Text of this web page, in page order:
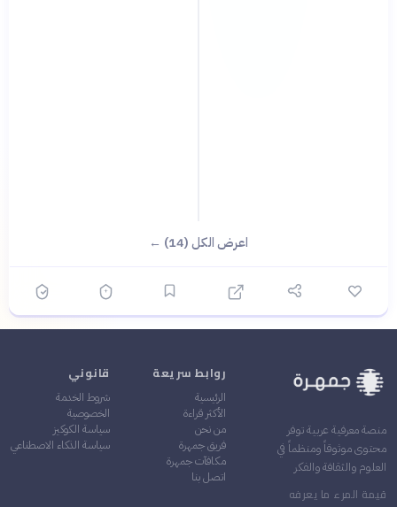
اعرض الكل (14) ←
منصة معرفية عربية توفر
محتوى موثوقاً ومنظماً في
العلوم والثقافة والفكر
قيمة المرء ما يعرفه
روابط سريعة
الرئيسية
الأكثر قراءة
من نحن
فريق جمهرة
مكافآت جمهرة
اتصل بنا
قانوني
شروط الخدمة
الخصوصية
سياسة الكوكيز
سياسة الذكاء الاصطناعي